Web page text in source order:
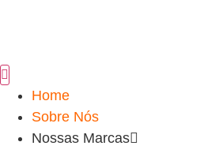
Home
Sobre Nós
Nossas Marcas